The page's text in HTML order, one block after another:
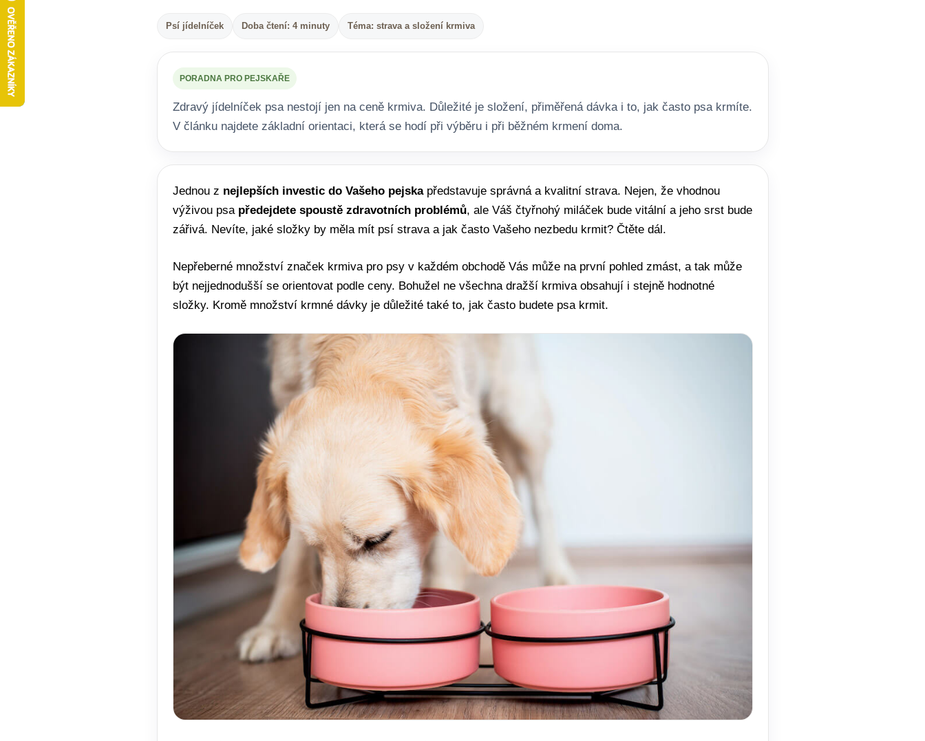
Psí jídelníček Doba čtení: 4 minuty Téma: strava a složení krmiva
PORADNA PRO PEJSKAŘE
Zdravý jídelníček psa nestojí jen na ceně krmiva. Důležité je složení, přiměřená dávka i to, jak často psa krmíte.
V článku najdete základní orientaci, která se hodí při výběru i při běžném krmení doma.
Jednou z nejlepších investic do Vašeho pejskapředstavuje správná a kvalitní strava. Nejen, že vhodnou
výživou psa předejdete spoustě zdravotních problémů, ale Váš čtyřnohý miláček bude vitální a jeho srst bude
zářivá. Nevíte, jaké složky by měla mít psí strava a jak často Vašeho nezbedu krmit? Čtěte dál.
Nepřeberné množství značek krmiva pro psy v každém obchodě Vás může na první pohled zmást, a tak může
být nejjednodušší se orientovat podle ceny. Bohužel ne všechna dražší krmiva obsahují i stejně hodnotné
složky. Kromě množství krmné dávky je důležité také to, jak často budete psa krmit.